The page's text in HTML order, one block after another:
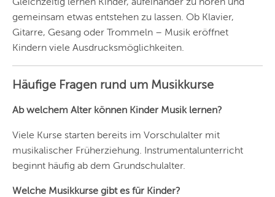
FRANKFURT
KÖLN
DÜSSELDORF
STUTTGART
ESSEN
HANNOVER
LEIPZIG
DRESDEN
gemeinsam etwas entstehen zu lassen. Ob Klavier,
Gitarre, Gesang oder Trommeln – Musik eröffnet
Kindern viele Ausdrucksmöglichkeiten.
Häufige Fragen rund um Musikkurse
Ab welchem Alter können Kinder Musik lernen?
Viele Kurse starten bereits im Vorschulalter mit
musikalischer Früherziehung. Instrumentalunterricht
beginnt häufig ab dem Grundschulalter.
Welche Musikkurse gibt es für Kinder?